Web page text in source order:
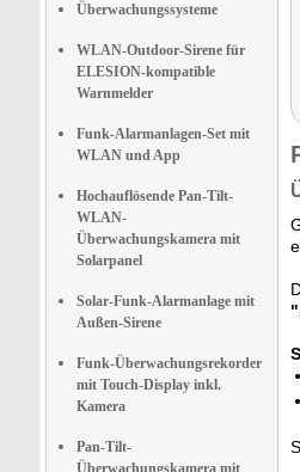
Überwachungssysteme
WLAN-Outdoor-Sirene für
ELESION-kompatible
Warnmelder
Funk-Alarmanlagen-Set mit
WLAN und App
Hochauflösende Pan-Tilt-
WLAN-
Überwachungskamera mit
Solarpanel
Solar-Funk-Alarmanlage mit
Außen-Sirene
Funk-Überwachungsrekorder
mit Touch-Display inkl.
Kamera
Pan-Tilt-
Überwachungskamera mit